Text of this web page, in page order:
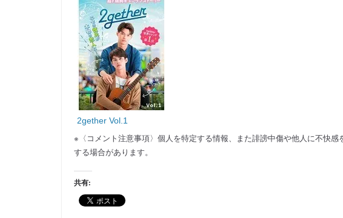
2gether Vol.1
※〈コメント注意事項〉個人を特定する情報、また誹謗中傷や他人に不快
する場合があります。
共有: